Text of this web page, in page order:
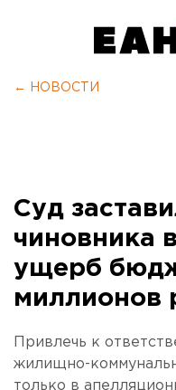
← НОВОСТИ
Суд
чиновника
ущерб
миллионов
Привлечь к
жилищно-
только в